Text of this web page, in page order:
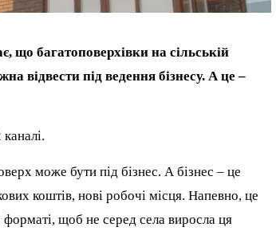
що багатоповерхівки на сільській
відвести під ведення бізнесу. А це –
може бути під бізнес. А бізнес – це
коштів, нові робочі місця. Напевно, це
щоб не серед села виросла ця